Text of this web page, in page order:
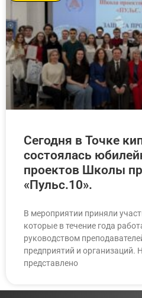
Сегодня в Точке
состоялась
проектов Школы
«Пульс.10».
В мероприятии приняли
которые в течение года
руководством
предприятий и организаций.
представлено